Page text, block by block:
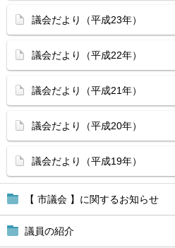
【 市議会 】に関するお知らせ
議員の紹介
議会だより（平成23年）
議会だより（平成22年）
議会だより（平成21年）
議会だより（平成20年）
議会だより（平成19年）